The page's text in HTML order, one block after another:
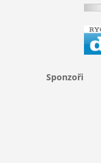
Sponzoři